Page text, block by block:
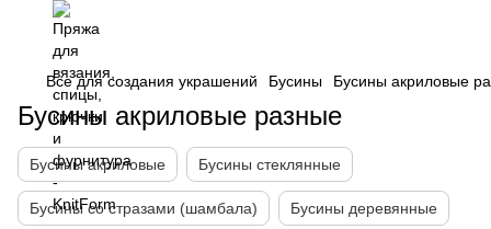
Все для создания украшений Бусины Бусины акриловые
Бусины акриловые разные
Бусины акриловые Бусины стеклянные
Бусины со стразами (шамбала) Бусины деревянные